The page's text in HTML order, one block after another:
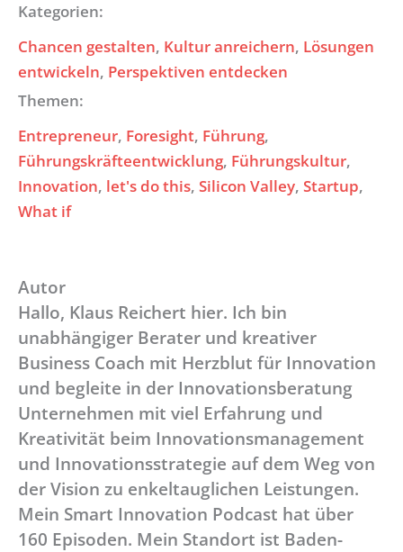
Kategorien:
Chancen gestalten, Kultur anreichern, Lösungen
entwickeln, Perspektiven entdecken
Themen:
Entrepreneur, Foresight, Führung
Führungskräfteentwicklung, Führungskultur
Innovation, let's do this, Silicon Valley, Startup
What if
Autor
Hallo, Klaus Reichert hier. Ich bin
unabhängiger Berater und kreativer
Business Coach mit Herzblut für Innovation
und begleite in der Innovationsberatung
Unternehmen mit viel Erfahrung und
Kreativität beim Innovationsmanagement
und Innovationsstrategie auf dem Weg von
der Vision zu enkeltauglichen Leistungen.
Mein Smart Innovation Podcast hat über
160 Episoden. Mein Standort ist Baden-